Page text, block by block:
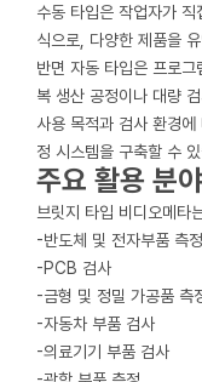
수동 타입은 작업자가
식으로, 다양한 제품을
반면 자동 타입은 프로
복 생산 공정이나 대량
사용 목적과 검사 환경
정 시스템을 구축할 수
주요 활용 분야
브릿지 타입 비디오메타
-반도체 및 전자부품 측정
-PCB 검사
-금형 및 정밀 가공품 측
-자동차 부품 검사
-의료기기 부품 검사